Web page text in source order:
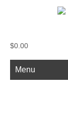
$0.00
Menu